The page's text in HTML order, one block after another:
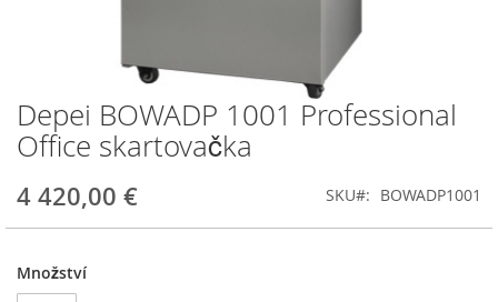
Depei BOWADP 1001 Professional
Office skartovačka
4 420,00 € SKU BOWADP1001
Množství
Přeskočit
na
začátek
s